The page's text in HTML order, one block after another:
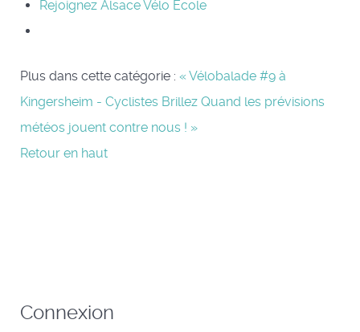
Rejoignez Alsace Vélo École
Plus dans cette catégorie : « Vélobalade #9 à
Kingersheim - Cyclistes Brillez Quand les prévisions
météos jouent contre nous ! »
Retour en haut
Connexion